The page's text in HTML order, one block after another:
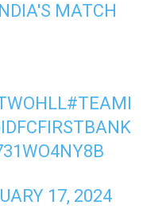
'S MATCH
#TEAMI
17, 2024